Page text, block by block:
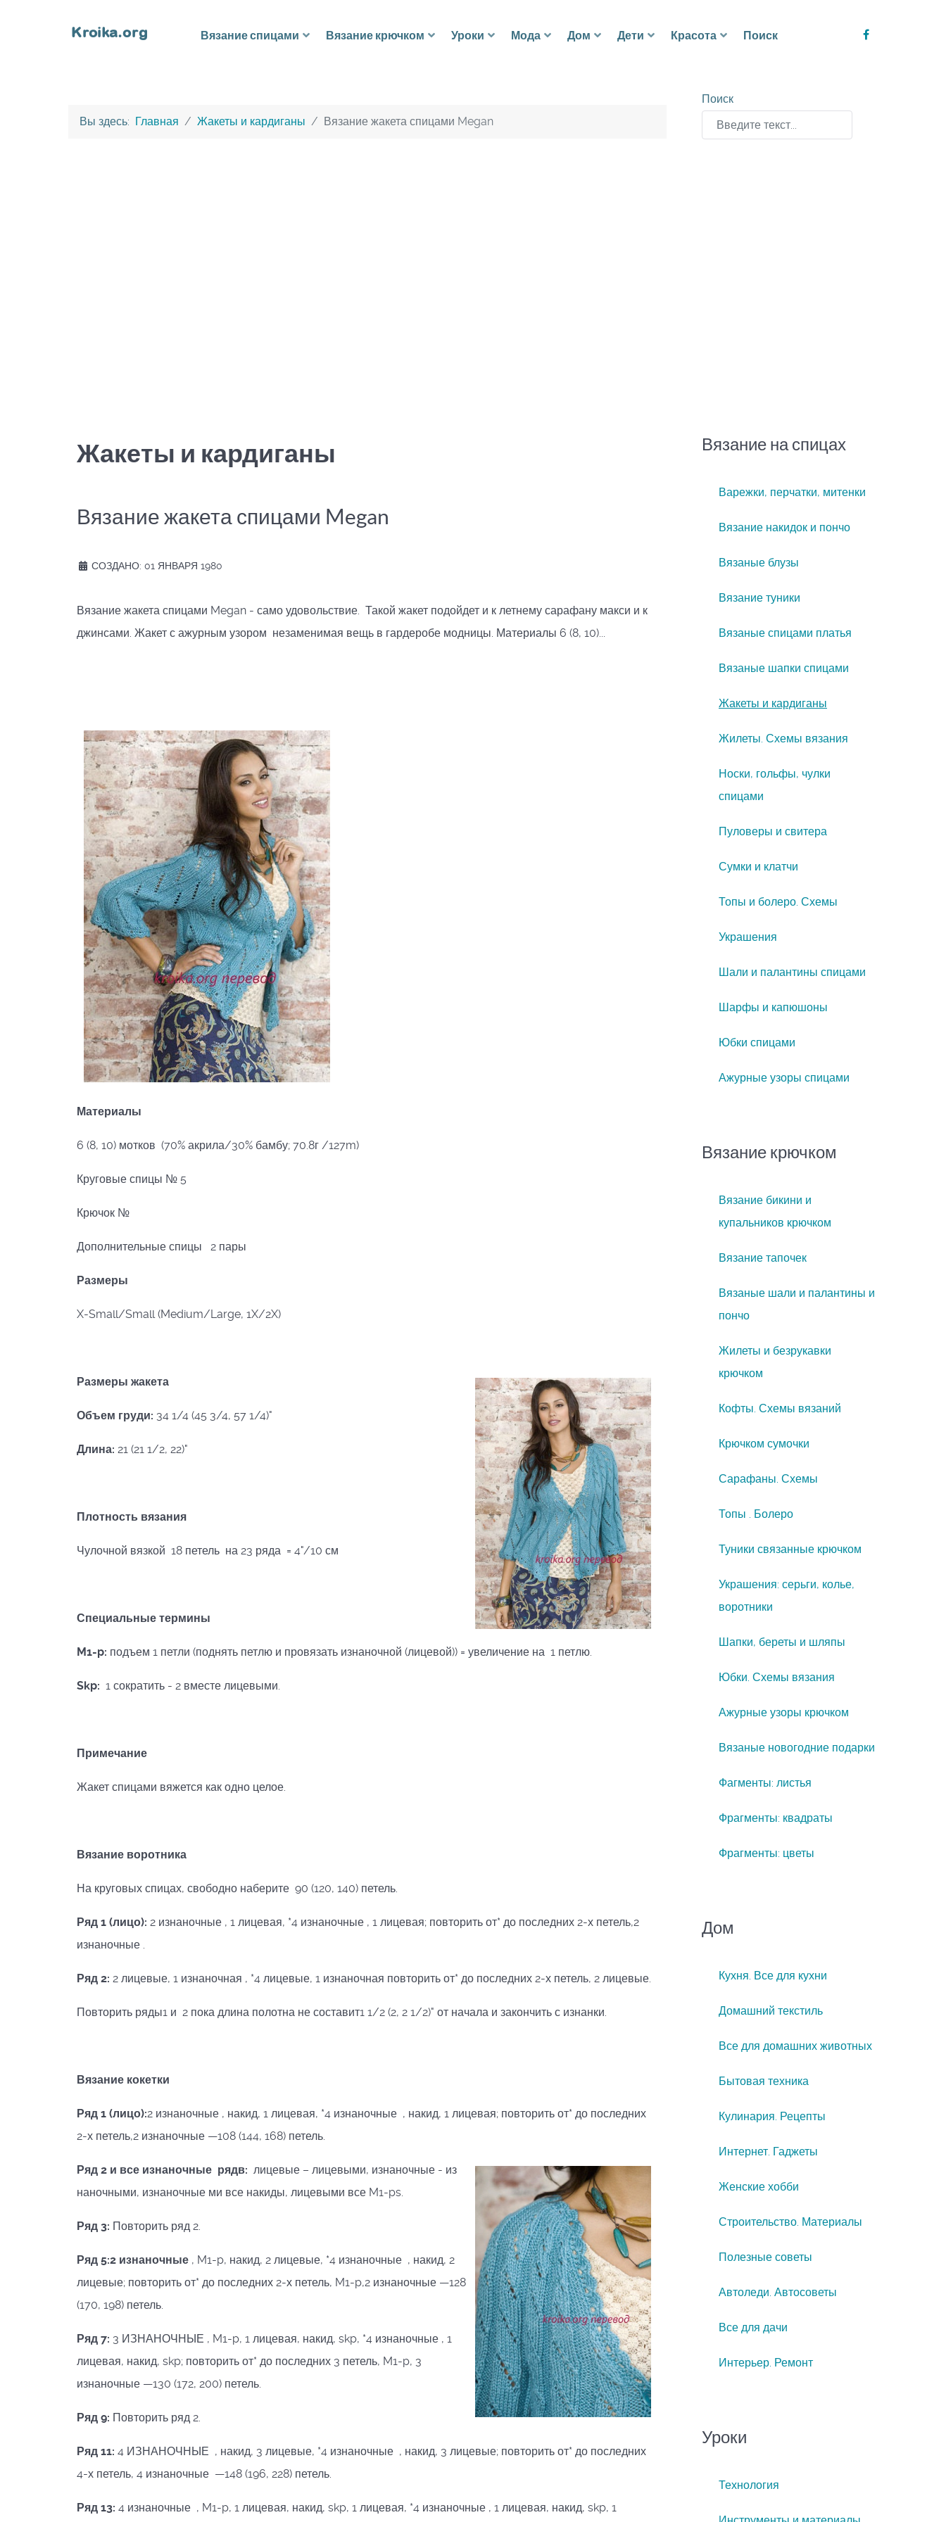
Вязание спицами Вязание крючком Уроки Мода Дом Дети Красота Поиск
Вы здесь: Главная Жакеты и кардиганы Вязание жакета спицами Megan
Поиск
Жакеты и кардиганы
Вязание жакета спицами Megan
СОЗДАНО: 01 ЯНВАРЯ 1980
Вязание жакета спицами Megan - само удовольствие. Такой жакет подойдет и к летнему сарафану макси и к
джинсами. Жакет с ажурным узором незаменимая вещь в гардеробе модницы. Материалы 6 (8, 10)...
Материалы
6 (8, 10) мотков (70% акрила/30% бамбу; 70.8г /127m)
Круговые спицы № 5
Крючок №
Дополнительные спицы 2 пары
Размеры
X-Small/Small (Medium/Large, 1X/2X)
Размеры жакета
Объем груди: 34 1/4 (45 3/4, 57 1/4)"
Длина: 21 (21 1/2, 22)"
Плотность вязания
Чулочной вязкой 18 петель на 23 ряда = 4"/10 см
Специальные термины
M1-p: подъем 1 петли (поднять петлю и провязать изнаночной (лицевой)) = увеличение на 1 петлю.
Skp: 1 сократить - 2 вместе лицевыми.
Примечание
Жакет спицами вяжется как одно целое.
Вязание воротника
На круговых спицах, свободно наберите 90 (120, 140) петель.
Ряд 1 (лицо): 2 изнаночные , 1 лицевая, *4 изнаночные , 1 лицевая; повторить от* до последних 2-х петель,2
изнаночные .
Ряд 2: 2 лицевые, 1 изнаночная , *4 лицевые, 1 изнаночная повторить от* до последних 2-х петель, 2 лицевые.
Повторить ряды1 и 2 пока длина полотна не составит1 1/2 (2, 2 1/2)" от начала и закончить с изнанки.
Вязание кокетки
Ряд 1 (лицо):2 изнаночные , накид, 1 лицевая, *4 изнаночные , накид, 1 лицевая; повторить от* до последних
2-х петель,2 изнаночные —108 (144, 168) петель.
Ряд 2 и все изнаночные рядв: лицевые – лицевыми, изнаночные - из
наночными, изнаночные ми все накиды, лицевыми все M1-ps.
Ряд 3: Повторить ряд 2.
Ряд 5:2 изнаночные , M1-p, накид, 2 лицевые, *4 изнаночные , накид, 2
лицевые; повторить от* до последних 2-х петель, M1-p,2 изнаночные —128
(170, 198) петель.
Ряд 7: 3 ИЗНАНОЧНЫЕ , M1-p, 1 лицевая, накид, skp, *4 изнаночные , 1
лицевая, накид, skp; повторить от* до последних 3 петель, M1-p, 3
изнаночные —130 (172, 200) петель.
Ряд 9: Повторить ряд 2.
Ряд 11: 4 ИЗНАНОЧНЫЕ , накид, 3 лицевые, *4 изнаночные , накид, 3 лицевые; повторить от* до последних
4-х петель, 4 изнаночные —148 (196, 228) петель.
Ряд 13: 4 изнаночные , M1-p, 1 лицевая, накид, skp, 1 лицевая, *4 изнаночные , 1 лицевая, накид, skp, 1
Вязание на спицах
Варежки, перчатки, митенки
Вязание накидок и пончо
Вязаные блузы
Вязание туники
Вязаные спицами платья
Вязаные шапки спицами
Жакеты и кардиганы
Жилеты. Схемы вязания
Носки, гольфы, чулки
спицами
Пуловеры и свитера
Сумки и клатчи
Топы и болеро. Схемы
Украшения
Шали и палантины спицами
Шарфы и капюшоны
Юбки спицами
Ажурные узоры спицами
Вязание крючком
Вязание бикини и
купальников крючком
Вязание тапочек
Вязаные шали и палантины и
пончо
Жилеты и безрукавки
крючком
Кофты. Схемы вязаний
Крючком сумочки
Сарафаны. Схемы
Топы . Болеро
Туники связанные крючком
Украшения: серьги, колье,
воротники
Шапки, береты и шляпы
Юбки. Схемы вязания
Ажурные узоры крючком
Вязаные новогодние подарки
Фагменты: листья
Фрагменты: квадраты
Фрагменты: цветы
Дом
Кухня. Все для кухни
Домашний текстиль
Все для домашних животных
Бытовая техника
Кулинария. Рецепты
Интернет. Гаджеты
Женские хобби
Строительство. Материалы
Полезные советы
Автоледи. Автосоветы
Все для дачи
Интерьер. Ремонт
Уроки
Технология